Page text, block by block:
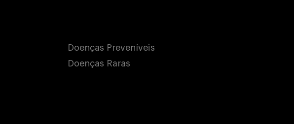
Doenças Preveníveis
Doenças Raras